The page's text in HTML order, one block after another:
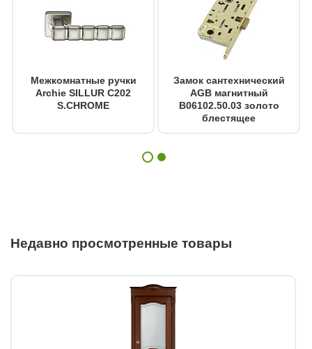
Межкомнатные ручки
Archie SILLUR C202
S.CHROME
Замок сантехнический
AGB магнитный
B06102.50.03 золото
блестящее
Недавно просмотренные товары